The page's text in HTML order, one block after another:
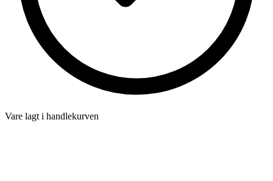
Vare lagt i handlekurven